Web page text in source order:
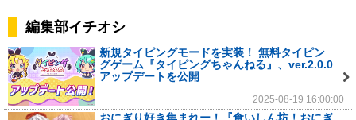
編集部イチオシ
新規タイピングモードを実装！ 無料タイピン
グゲーム『タイピングちゃんねる』、ver.2.0.0
アップデートを公開
2025-08-19 16:00:00